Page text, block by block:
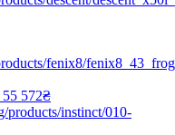
55 572₴